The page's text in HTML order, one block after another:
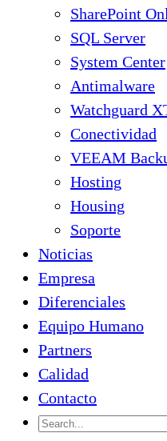
SharePoint
SQL Server
System Center
Antimalware
Watchguard
Conectividad
VEEAM
Hosting
Housing
Soporte
Noticias
Empresa
Diferenciales
Equipo Humano
Partners
Calidad
Contacto